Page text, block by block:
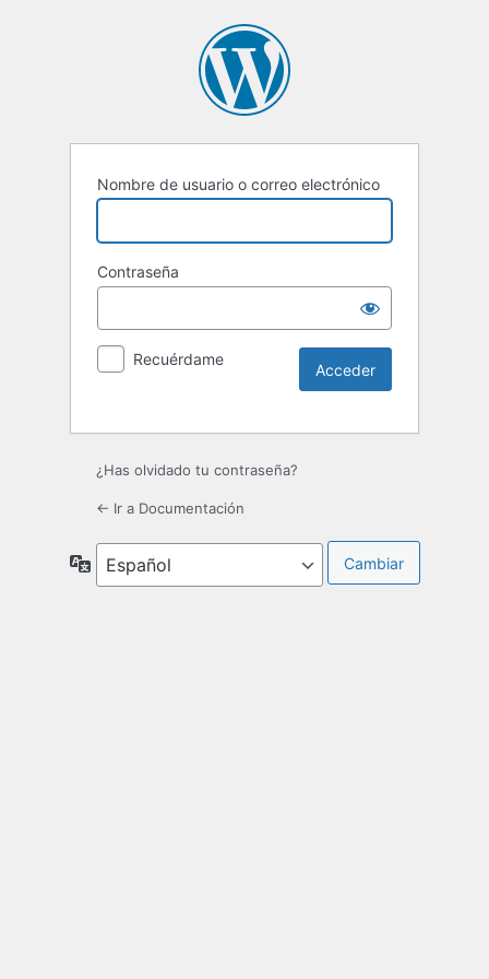
Nombre de usuario o correo electrónico
Contraseña
Recuérdame
¿Has olvidado tu contraseña?
← Ir a Documentación
Idioma